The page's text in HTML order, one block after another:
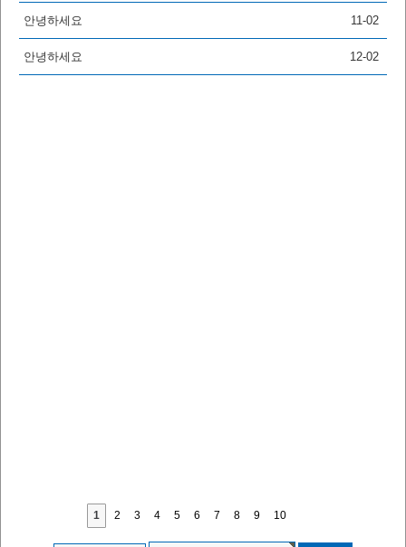
안녕하세요 11-02
안녕하세요 12-02
1 2 3 4 5 6 7 8 9 10